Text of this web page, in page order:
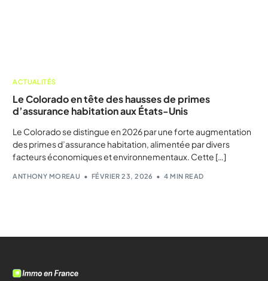
ACTUALITÉS
Le Colorado en tête des hausses de primes
d’assurance habitation aux États-Unis
Le Colorado se distingue en 2026 par une forte augmentation
des primes d’assurance habitation, alimentée par divers
facteurs économiques et environnementaux. Cette […]
ANTHONY MOREAU FÉVRIER 23, 2026 4 MIN READ